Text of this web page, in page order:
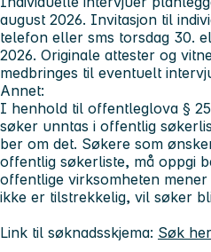
august 2026. Invitasjon til
telefon eller sms torsdag 30.
2026. Originale attester og
medbringes til eventuelt
Annet:
I henhold til offentleglova §
søker unntas i offentlig
ber om det. Søkere som
offentlig søkerliste, må oppgi
offentlige virksomheten
ikke er tilstrekkelig, vil søker
Link til søknadsskjema: Søk her